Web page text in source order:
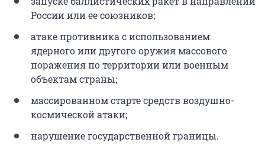
России или ее союзников;
атаке противника с использованием
ядерного или другого оружия массового
поражения по территории или военным
объектам страны;
массированном старте средств воздушно-
космической атаки;
нарушение государственной границы.